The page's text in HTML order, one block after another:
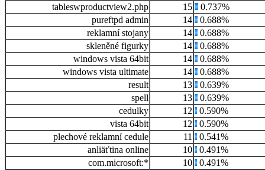
tableswproductview2.php
15
0.737%
pureftpd admin
14
0.688%
reklamní stojany
14
0.688%
skleněné figurky
14
0.688%
windows vista 64bit
14
0.688%
windows vista ultimate
14
0.688%
result
13
0.639%
spell
13
0.639%
cedulky
12
0.590%
vista 64bit
12
0.590%
plechové reklamní cedule
11
0.541%
anliäťtina online
10
0.491%
com.microsoft:*
10
0.491%